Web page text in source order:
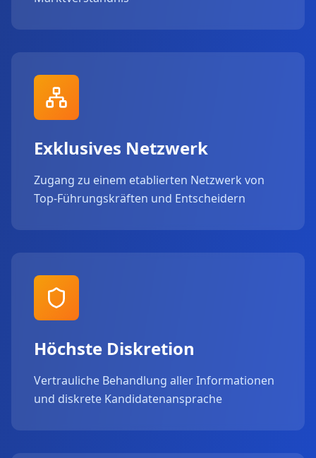
Exklusives Netzwerk
Zugang zu einem etablierten Netzwerk von
Top-Führungskräften und Entscheidern
Höchste Diskretion
Vertrauliche Behandlung aller Informationen
und diskrete Kandidatenansprache